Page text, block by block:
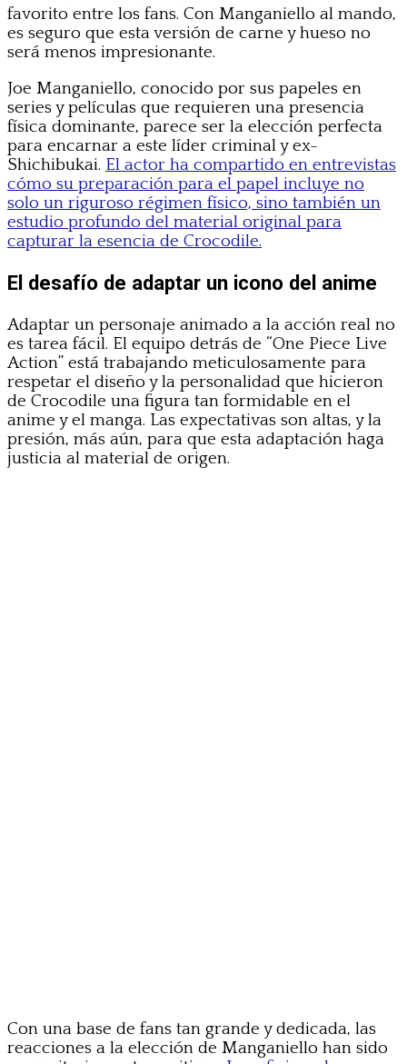
favorito entre los fans. Con Manganiello al mando,
es seguro que esta versión de carne y hueso no
será menos impresionante.
Joe Manganiello, conocido por sus papeles en
series y películas que requieren una presencia
física dominante, parece ser la elección perfecta
para encarnar a este líder criminal y ex-
Shichibukai. El actor ha compartido en entrevistas
cómo su preparación para el papel incluye no
solo un riguroso régimen físico, sino también un
estudio profundo del material original para
capturar la esencia de Crocodile.
El desafío de adaptar un icono del anime
Adaptar un personaje animado a la acción real no
es tarea fácil. El equipo detrás de “One Piece Live
Action” está trabajando meticulosamente para
respetar el diseño y la personalidad que hicieron
de Crocodile una figura tan formidable en el
anime y el manga. Las expectativas son altas, y la
presión, más aún, para que esta adaptación haga
justicia al material de origen.
Con una base de fans tan grande y dedicada, las
reacciones a la elección de Manganiello han sido